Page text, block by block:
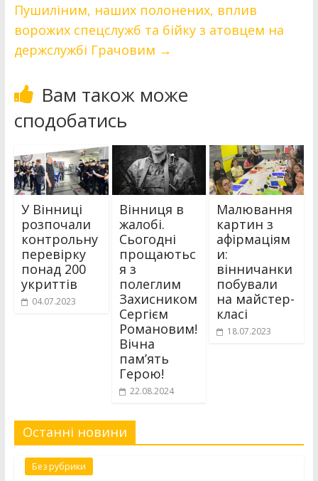
Пушиліним, наших полонених, вплив
ворожих спецслужб та бійку з атовцем на
держслужбі Грачовим →
Вам також може
сподобатись
У Вінниці
розпочали
контрольну
перевірку
понад 200
укриттів
04.07.2023
Вінниця в
жалобі.
Сьогодні
прощаютьс
я з
полеглим
Захисником
Сергієм
Романовим!
Вічна
пам’ять
Герою!
22.08.2024
Малювання
картин з
афірмаціям
и:
вінничанки
побували
на майстер-
класі
18.07.2023
Останні новини
Без рубрики